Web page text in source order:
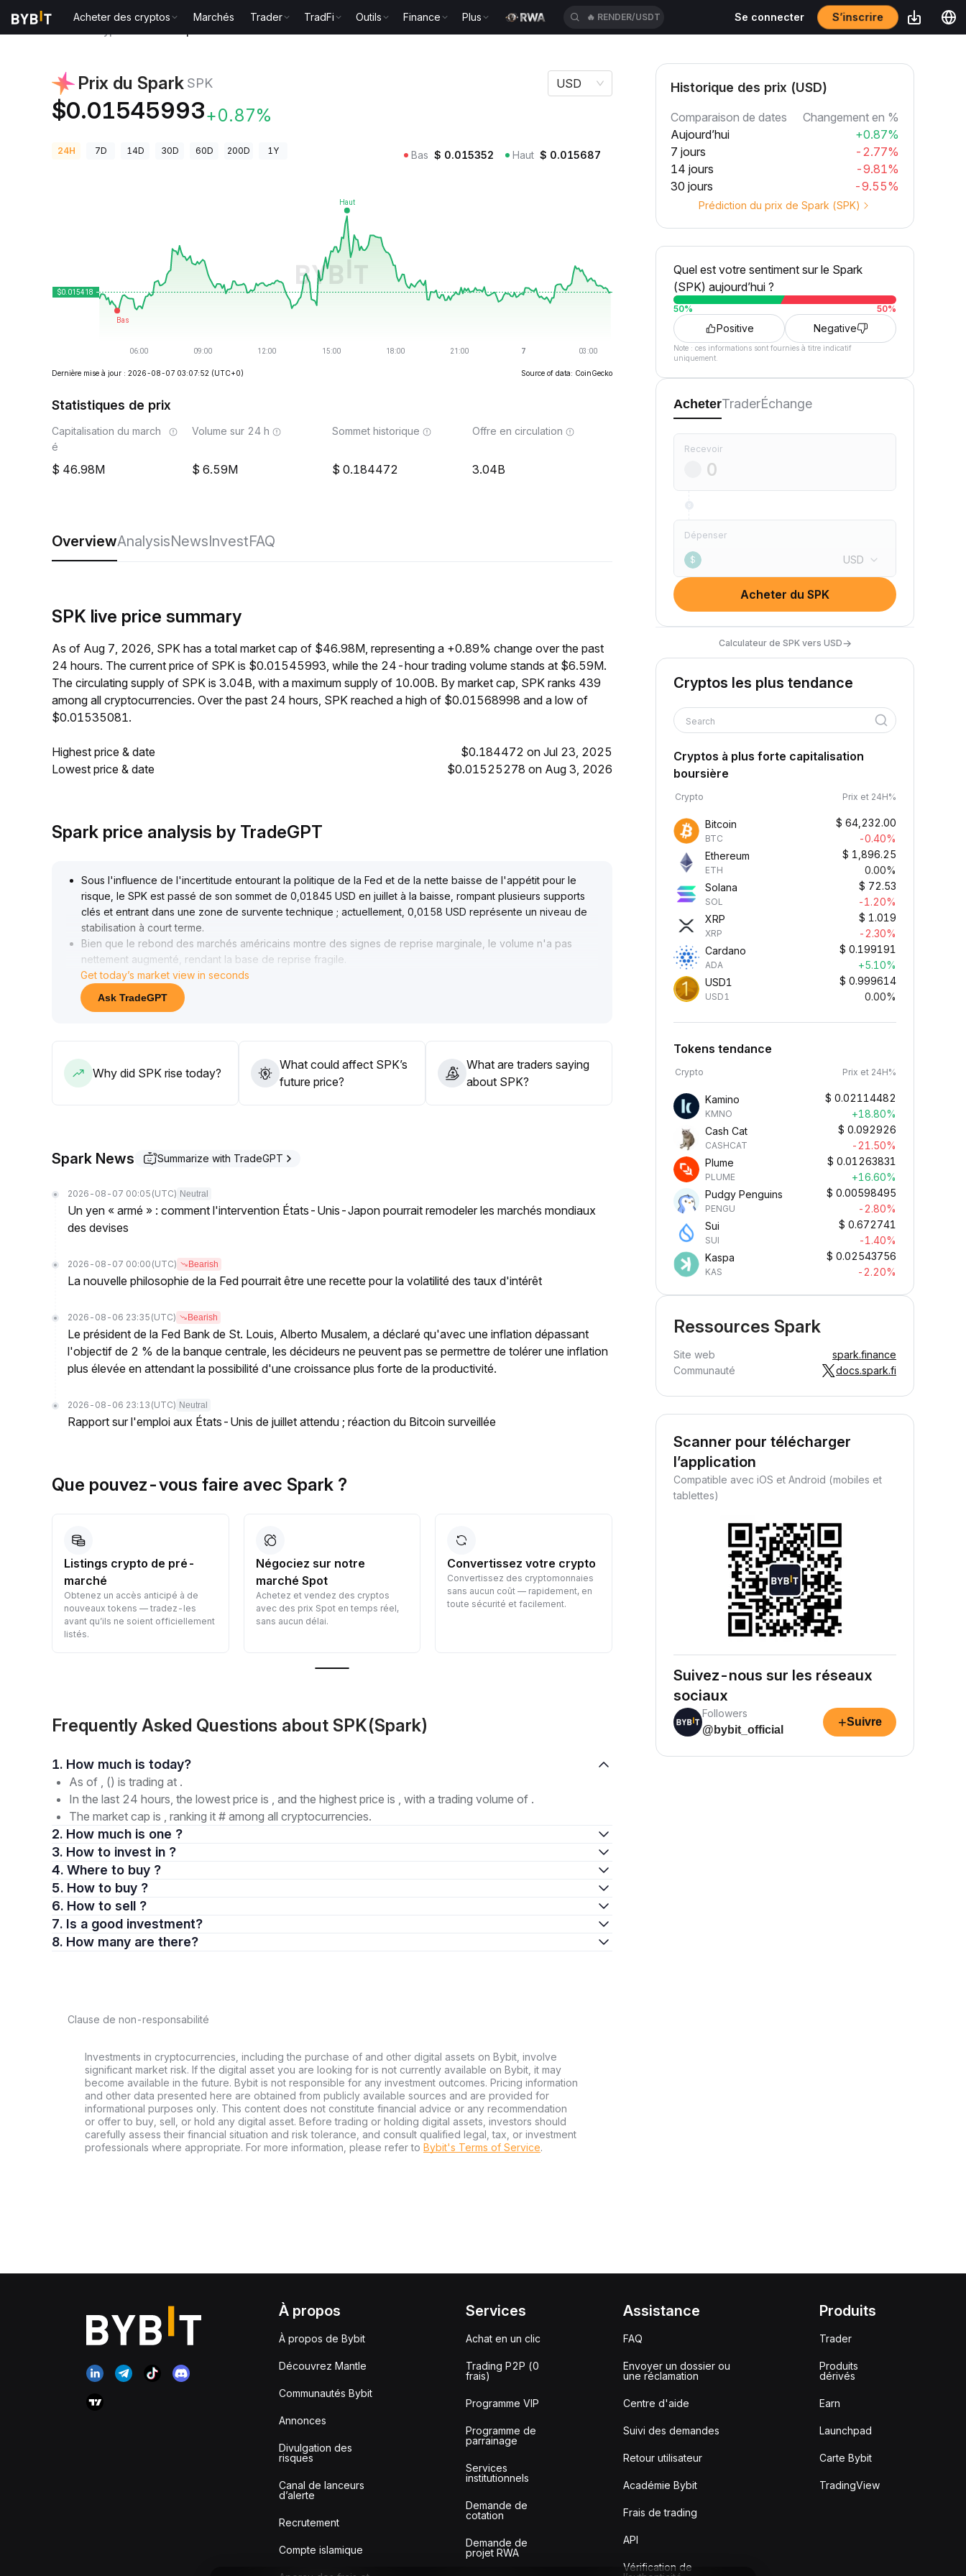
Acheter des cryptos Marchés Trader TradFi Outils Finance Plus 🔥 RENDER/USDT Se connecter S’inscrire
Prix du Spark SPK
$0.01545993+0.87%
USD
24H 7D 14D 30D 60D 200D 1Y Bas $ 0.015352 Haut $ 0.015687
Dernière mise à jour : 2026-08-07 03:07:52 (UTC+0) Source of data: CoinGecko
Statistiques de prix
Capitalisation du march
é
46.98M
Volume sur 24 h
6.59M
Sommet historique
0.184472
Offre en circulation
3.04B
OverviewAnalysisNewsInvestFAQ
SPK live price summary
As of Aug 7, 2026, SPK has a total market cap of $46.98M, representing a +0.89% change over the past
24 hours. The current price of SPK is $0.01545993, while the 24-hour trading volume stands at $6.59M.
The circulating supply of SPK is 3.04B, with a maximum supply of 10.00B. By market cap, SPK ranks 439
among all cryptocurrencies. Over the past 24 hours, SPK reached a high of $0.01568998 and a low of
$0.01535081.
Highest price & date
$0.184472 on Jul 23, 2025
Lowest price & date
$0.01525278 on Aug 3, 2026
Spark price analysis by TradeGPT
Sous l'influence de l'incertitude entourant la politique de la Fed et de la nette baisse de l'appétit pour le
risque, le SPK est passé de son sommet de 0,01845 USD en juillet à la baisse, rompant plusieurs supports
clés et entrant dans une zone de survente technique ; actuellement, 0,0158 USD représente un niveau de
stabilisation à court terme.
Bien que le rebond des marchés américains montre des signes de reprise marginale, le volume n'a pas
nettement augmenté, rendant la base de reprise fragile
Il est conseillé de surveiller l'évolution des taux des bons du Trésor américains et la liquidité du marché, de
confirmer la formation d'un support efficace et de volume dans la zone comprise entre 0,0158 et 0,0160
USD, et d'adopter une attitude prudente sur les opportunités de correction à court terme, tandis qu'à moyen
Get today’s market view in seconds
Ask TradeGPT
Why did SPK rise today?
What could affect SPK’s
future price?
What are traders saying
about SPK?
Spark News Summarize with TradeGPT
2026-08-07 00:05 (UTC) Neutral
Un yen « armé » : comment l'intervention États-Unis-Japon pourrait remodeler les marchés mondiaux
des devises
2026-08-07 00:00 (UTC) Bearish
La nouvelle philosophie de la Fed pourrait être une recette pour la volatilité des taux d'intérêt
2026-08-06 23:35 (UTC) Bearish
Le président de la Fed Bank de St. Louis, Alberto Musalem, a déclaré qu'avec une inflation dépassant
l'objectif de 2 % de la banque centrale, les décideurs ne peuvent pas se permettre de tolérer une inflation
plus élevée en attendant la possibilité d'une croissance plus forte de la productivité.
2026-08-06 23:13 (UTC) Neutral
Rapport sur l'emploi aux États-Unis de juillet attendu ; réaction du Bitcoin surveillée
Que pouvez-vous faire avec Spark ?
Listings crypto de pré-
marché
Obtenez un accès anticipé à de
nouveaux tokens — tradez-les
avant qu’ils ne soient officiellement
listés.
Négociez sur notre
marché Spot
Achetez et vendez des cryptos
avec des prix Spot en temps réel,
sans aucun délai.
Convertissez votre crypto
Convertissez des cryptomonnaies
sans aucun coût — rapidement, en
toute sécurité et facilement.
Gagnez des cryptos
Gagnez des récompenses
passives : déposez simplement
vos fonds et regardez-les
Frequently Asked Questions about SPK(Spark)
1. How much is today?
As of , () is trading at .
In the last 24 hours, the lowest price is , and the highest price is , with a trading volume of .
The market cap is , ranking it # among all cryptocurrencies.
2. How much is one ?
3. How to invest in ?
4. Where to buy ?
5. How to buy ?
6. How to sell ?
7. Is a good investment?
8. How many are there?
Clause de non-responsabilité
Investments in cryptocurrencies, including the purchase of and other digital assets on Bybit, involve
significant market risk. If the digital asset you are looking for is not currently available on Bybit, it may
become available in the future. Bybit is not responsible for any investment outcomes. Pricing information
and other data presented here are obtained from publicly available sources and are provided for
informational purposes only. This content does not constitute financial advice or any recommendation
or offer to buy, sell, or hold any digital asset. Before trading or holding digital assets, investors should
carefully assess their financial situation and risk tolerance, and consult qualified legal, tax, or investment
professionals where appropriate. For more information, please refer to Bybit's Terms of Service.
Historique des prix (USD)
Comparaison de dates
Changement en %
Aujourd’hui
+0.87%
7 jours
-2.77%
14 jours
-9.81%
30 jours
-9.55%
Prédiction du prix de Spark (SPK)
Quel est votre sentiment sur le Spark
(SPK) aujourd’hui ?
50% 50%
Positive Negative
Note : ces informations sont fournies à titre indicatif
uniquement.
AcheterTraderÉchange
Recevoir
Dépenser
$ USD
Acheter du SPK
Calculateur de SPK vers USD→
Cryptos les plus tendance
Search
Cryptos à plus forte capitalisation
boursière
Crypto Prix et 24H%
Bitcoin
BTC
$ 64,232.00
-0.40%
Ethereum
ETH
$ 1,896.25
0.00%
Solana
SOL
$ 72.53
-1.20%
XRP
XRP
$ 1.019
-2.30%
Cardano
ADA
$ 0.199191
+5.10%
USD1
USD1
$ 0.999614
0.00%
Tokens tendance
Crypto Prix et 24H%
Kamino
KMNO
$ 0.02114482
+18.80%
Cash Cat
CASHCAT
$ 0.092926
-21.50%
Plume
PLUME
$ 0.01263831
+16.60%
Pudgy Penguins
PENGU
$ 0.00598495
-2.80%
Sui
SUI
$ 0.672741
-1.40%
Kaspa
KAS
$ 0.02543756
-2.20%
Ressources Spark
Site web
spark.finance
Communauté
docs.spark.fi
Scanner pour télécharger
l’application
Compatible avec iOS et Android (mobiles et
tablettes)
Suivez-nous sur les réseaux
sociaux
Followers
@bybit_official
+Suivre
À propos
À propos de Bybit
Découvrez Mantle
Communautés Bybit
Annonces
Divulgation des
risques
Canal de lanceurs
d’alerte
Recrutement
Compte islamique
Services
Achat en un clic
Trading P2P (0
frais)
Programme VIP
Programme de
parrainage
Services
institutionnels
Demande de
cotation
Demande de
projet RWA
Assistance
FAQ
Envoyer un dossier ou
une réclamation
Centre d'aide
Suivi des demandes
Retour utilisateur
Académie Bybit
Frais de trading
API
Vérification de
Produits
Trader
Produits
dérivés
Earn
Launchpad
Carte Bybit
TradingView